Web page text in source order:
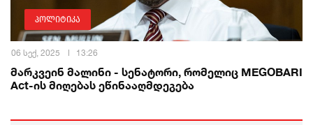
პოლიტიკა
06 სექ, 2025 13:26
მარკვეინ მალინი - სენატორი, რომელიც MEGOBARI
Act-ის მიღებას ეწინააღმდეგება